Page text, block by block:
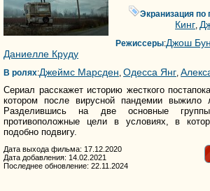
Экранизация по
Кинг,
Режиссеры:Джош Бун
Даниелле Крудy
В ролях:Джеймс Марсден, Одесса Янг,
Сериал расскажет историю жесткого
котором после вирусной пандемии выжило
Разделившись на две основные
противоположные цели в условиях, в
подобно подвигу.
Дата выхода фильма: 17.12.2020
Дата добавления: 14.02.2021
Последнее обновление: 22.11.2024